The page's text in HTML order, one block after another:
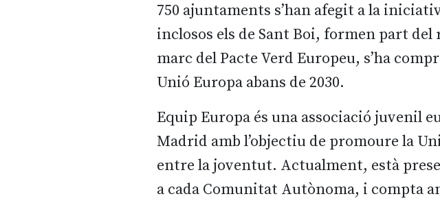
750 ajuntaments s’han afegit a la
inclosos els de Sant Boi, formen part del
marc del Pacte Verd Europeu, s’ha
Unió Europa abans de 2030.
Equip Europa és una associació juvenil
Madrid amb l’objectiu de promoure la
entre la joventut. Actualment, està
a cada Comunitat Autònoma, i compta